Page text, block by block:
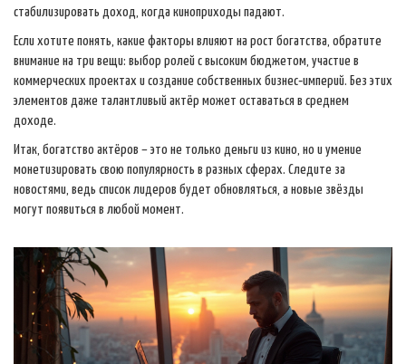
стабилизировать доход, когда киноприходы падают.
Если хотите понять, какие факторы влияют на рост богатства, обратите
внимание на три вещи: выбор ролей с высоким бюджетом, участие в
коммерческих проектах и создание собственных бизнес‑империй. Без этих
элементов даже талантливый актёр может оставаться в среднем
доходе.
Итак, богатство актёров – это не только деньги из кино, но и умение
монетизировать свою популярность в разных сферах. Следите за
новостями, ведь список лидеров будет обновляться, а новые звёзды
могут появиться в любой момент.